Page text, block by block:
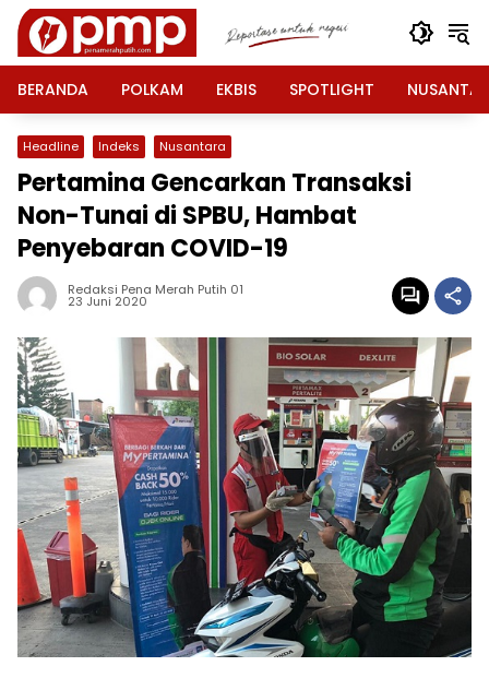
Langsung
konten
BERANDA
POLKAM EKBIS SPOTLIGHT
Headline Indeks Nusantara
Pertamina Gencarkan Transaksi
Non-Tunai di SPBU, Hambat
Penyebaran COVID-19
Redaksi Pena Merah Putih 01
23 Juni 2020